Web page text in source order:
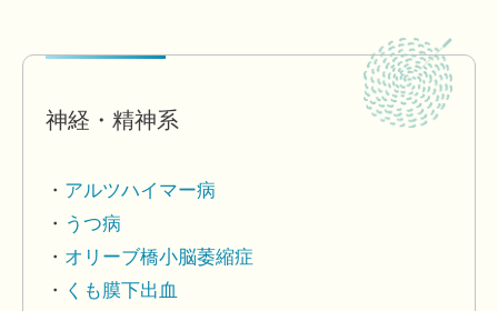
神経・精神系
アルツハイマー病
うつ病
オリーブ橋小脳萎縮症
くも膜下出血